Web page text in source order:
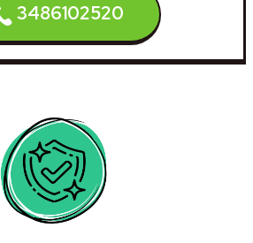
3486102520